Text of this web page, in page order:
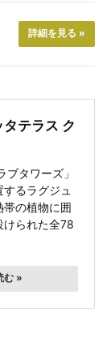
詳細を見る »
テラス ク
ブタワーズ」
るラグジュ
帯の植物に囲
けられた全78
む »